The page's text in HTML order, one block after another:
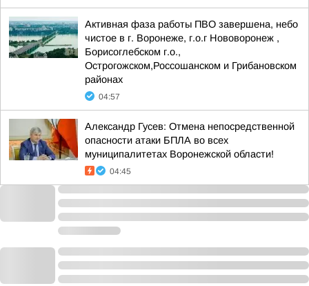
Активная фаза работы ПВО завершена, небо
чистое в г. Воронеже, г.о.г Нововоронеж ,
Борисоглебском г.о.,
Острогожском,Россошанском и Грибановском
районах
04:57
Александр Гусев: Отмена непосредственной
опасности атаки БПЛА во всех
муниципалитетах Воронежской области!
04:45